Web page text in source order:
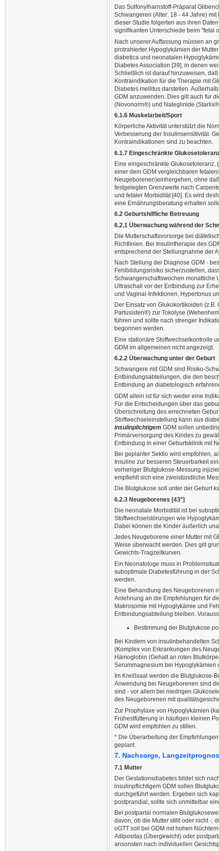
Das Sulfonylharnstoff-Präparat
Schwangeren (Alter: 18 - 44 Jahre)
dieser Studie folgerten aus ihren
signifikanten Unterschiede beim "fetal
Nach unserer Auffassung müssen an
protrahierter Hypoglykämien der
diabetica und neonatalen
Diabetes Association [39], in denen
Schließlich ist darauf hinzuweisen,
Kontraindikation für die Therapie mit
Diabetes mellitus darstellen.
GDM anzuwenden. Dies gilt auch für
(Novonorm®) und Nateglinide
6.1.6 Muskelarbeit/Sport
Körperliche Aktivität unterstützt die
Verbesserung der Insulinsensitivität.
Kontraindikationen sind zu beachten.
6.1.7 Eingeschränkte
Eine eingeschränkte Glukosetoleranz,
einer dem GDM vergleichbaren
Neugeborenen)einhergehen, ohne
festgelegten Grenzwerte nach
und fetaler Morbidität [40]. Es wird
eine Ernährungsberatung erhalten
6.2 Geburtshilfliche Betreuung
6.2.1 Überwachung während der
Die Mutterschaftsvorsorge bei
Richtlinien. Bei Insulintherapie des
entsprechend der Stellungnahme der
Nach Stellung der Diagnose GDM -
Fehlbildungsrisiko sicherzustellen,
Schwangerschaftswochen monatliche
Ultraschall vor der Entbindung zur
und Vaginal-Infektionen, Hypertonus
Der Einsatz von Glukokortikoiden
Partusisten®) zur Tokolyse
führen und sollte nach strenger
begonnen werden.
Eine stationäre Stoffwechselkontrolle
GDM im allgemeinen nicht angezeigt.
6.2.2 Überwachung unter der Geburt
Schwangere mit GDM sind Risiko-
Entbindungsabteilungen, die den
Entbindung an diabetologisch
GDM allein ist für sich weder eine
Für die Entscheidungen über das
Überschreitung des errechneten
Stoffwechseleinstellung kann aus
insulinplichtigem GDM sollen
Primärversorgung des Kindes zu
Entbindung in einer Geburtsklinik mit
Bei geplanter Sektio wird empfohlen,
Insuline zur besseren Steuerbarkeit
vorheriger Blutglukose-Messung
empfiehlt sich eine zweistündliche
Die Blutglukose soll unter der Geburt
6.2.3 Neugeborenes [43*]
Die neonatale Morbidität ist bei
Stoffwechselstörungen wie
Dabei können die Kinder äußerlich
Jedes Neugeborene einer Mutter mit
Weise überwacht werden. Dies gilt
Gewichts-Tragzeitkurven.
Ein Neonatologe muss in
suboptimale Diabetesführung in der
werden.
Eine Behandlung des Neugeborenen
Anlehnung an die Empfehlungen für
Makrosomie mit Hypoglykämie und
Entbindungsabteilung bleiben.
Bestimmung der Blutglukose
Bei Kindern von insulinbehandelten
(Komplex von Erkrankungen des
Hämoglobin (Gehalt an roten
Serummagnesium bei Hypoglykämien
Im Kreißsaal werden die Blutglukose-
Anwendung bei Neugeborenen sind
sind - vor allem bei niedrigen
des Neugeborenen mit
Zur Prophylaxe von Hypoglykämien
Frühestfütterung in häufigen kleinen
GDM wird empfohlen zu stillen.
* Die Überarbeitung der
geplant.
7. Nachsorge,
7.1 Mutter
Der Gestationsdiabetes bildet sich
insulinpflichtigem GDM sollen
durchgeführt werden. Ergeben sich
postprandial, sollte sich unmittelbar
Bei postpartal normalen
davon, ob die Mutter stillt oder nicht -,
oGTT soll bei GDM mit hohen
Adipositas (Übergewicht) oder
ansonsten nach individuellen